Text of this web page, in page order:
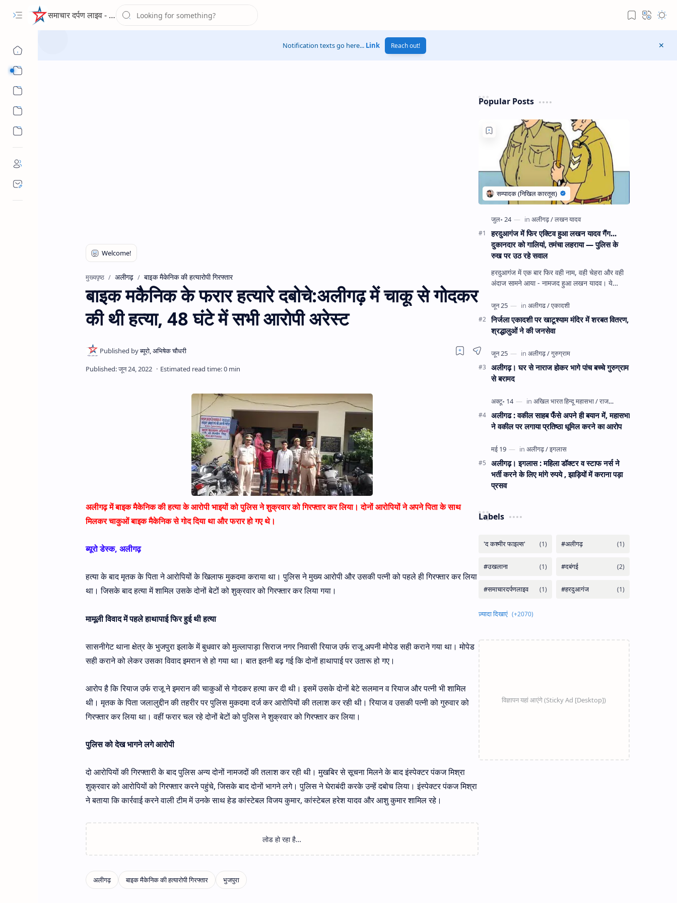
समाचार दर्पण लाइव - द न्यूज पोर्टल
Notification texts go here... Link Reach out!
मुख्यपृष्ठ अलीगढ़ बाइक मैकेनिक की हत्यारोपी गिरफ्तार
बाइक मकैनिक के फरार हत्यारे दबोचे:अलीगढ़ में चाकू से गोदकर
की थी हत्या, 48 घंटे में सभी आरोपी अरेस्ट
अलीगढ़ में बाइक मैकेनिक की हत्या के आरोपी भाइयों को पुलिस ने शुक्रवार को गिरफ्तार कर लिया। दोनों आरोपियों ने अपने पिता के साथ
मिलकर चाकुओं बाइक मैकेनिक से गोद दिया था और फरार हो गए थे।
ब्यूरो डेस्क, अलीगढ़
हत्या के बाद मृतक के पिता ने आरोपियों के खिलाफ मुकदमा कराया था। पुलिस ने मुख्य आरोपी और उसकी पत्नी को पहले ही गिरफ्तार कर लिया
था। जिसके बाद हत्या में शामिल उसके दोनों बेटों को शुक्रवार को गिरफ्तार कर लिया गया।
मामूली विवाद में पहले हाथापाई फिर हुई थी हत्या
सासनीगेट थाना क्षेत्र के भुजपुरा इलाके में बुधवार को मुल्लापाड़ा सिराज नगर निवासी रियाज उर्फ राजू अपनी मोपेड सही कराने गया था। मोपेड
सही कराने को लेकर उसका विवाद इमरान से हो गया था। बात इतनी बढ़ गई कि दोनों हाथापाई पर उतारू हो गए।
आरोप है कि रियाज उर्फ राजू ने इमरान की चाकुओं से गोदकर हत्या कर दी थी। इसमें उसके दोनों बेटे सलमान व रियाज और पत्नी भी शामिल
थी। मृतक के पिता जलालुद्दीन की तहरीर पर पुलिस मुकदमा दर्ज कर आरोपियों की तलाश कर रही थी। रियाज व उसकी पत्नी को गुरुवार को
गिरफ्तार कर लिया था। वहीं फरार चल रहे दोनों बेटों को पुलिस ने शुक्रवार को गिरफ्तार कर लिया।
पुलिस को देख भागने लगे आरोपी
दो आरोपियों की गिरफ्तारी के बाद पुलिस अन्य दोनों नामजदों की तलाश कर रही थी। मुखबिर से सूचना मिलने के बाद इंस्पेक्टर पंकज मिश्रा
शुक्रवार को आरोपियों को गिरफ्तार करने पहुंचे, जिसके बाद दोनों भागने लगे। पुलिस ने घेराबंदी करके उन्हें दबोच लिया। इंस्पेक्टर पंकज मिश्रा
ने बताया कि कार्रवाई करने वाली टीम में उनके साथ हेड कांस्टेबल विजय कुमार, कांस्टेबल हरेश यादव और आशु कुमार शामिल रहे।
Popular Posts
हरदुआगंज में फिर एक्टिव हुआ लखन यादव गैंग...
दुकानदार को गालियां, तमंचा लहराया — पुलिस के
रुख पर उठ रहे सवाल
हरदुआगंज में एक बार फिर वही नाम, वही चेहरा और वही
अंदाज सामने आया - नामजद हुआ लखन यादव। ये
घंटे हव…
निर्जला एकादशी पर खाटूश्याम मंदिर में शरबत वितरण,
श्रद्धालुओं ने की जनसेवा
अलीगढ़। घर से नाराज होकर भागे पांच बच्चे गुरुग्राम
से बरामद
अलीगढ : वकील साहब फँसे अपने ही बयान में, महासभा
ने वकील पर लगाया प्रतिष्ठा धूमिल करने का आरोप
अलीगढ़। इगलास : महिला डॉक्टर व स्टाफ नर्स ने
भर्ती करने के लिए मांगे रुपये , झाड़ियों में कराना पड़ा
प्रसव
Labels